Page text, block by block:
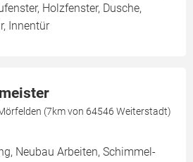
Holzfenster, Dusche,
Innentür
(7km von 64546 Weiterstadt)
Neubau Arbeiten, Schimmel-